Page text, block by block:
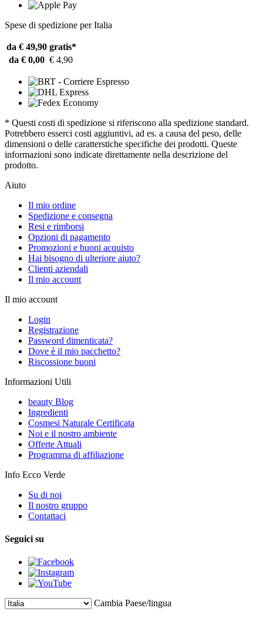
Spese di spedizione per Italia
da € 49,90 gratis*
da € 0,00 € 4,90
* Questi costi di spedizione si riferiscono alla spedizione standard.
Potrebbero esserci costi aggiuntivi, ad es. a causa del peso, delle
dimensioni o delle caratterstiche specifiche dei prodotti. Queste
informazioni sono indicate direttamente nella descrizione del
prodotto.
Aiuto
Il mio ordine
Spedizione e consegna
Resi e rimborsi
Opzioni di pagamento
Promozioni e buoni acquisto
Hai bisogno di ulteriore aiuto?
Clienti aziendali
Il mio account
Il mio account
Login
Registrazione
Password dimenticata?
Dove è il mio pacchetto?
Riscossione buoni
Informazioni Utili
beauty Blog
Ingredienti
Cosmesi Naturale Certificata
Noi e il nostro ambiente
Offerte Attuali
Programma di affiliazione
Info Ecco Verde
Su di noi
Il nostro gruppo
Contattaci
Seguici su
Cambia Paese/lingua